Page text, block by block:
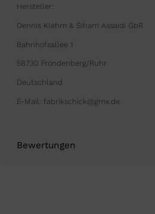
Hersteller:
Dennis Klehm & Siham Assaidi GbR
Bahnhofsallee 1
58730 Fröndenberg/Ruhr
Deutschland
E-Mail: fabrikschick@gmx.de
Bewertungen